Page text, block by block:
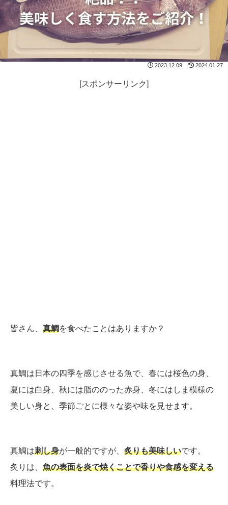
2023.12.09 2024.01.27
[スポンサーリンク]
皆さん、 真鯛を食べたことはありますか？
真鯛は日本の四季を感じさせる魚で、春には桜色の身、
夏には白身、秋には脂ののった赤身、冬にはしま模様の
美しい身と、季節ごとに様々な姿や味を見せます。
真鯛は刺し身が一般的ですが、 炙りも美味しいです。
炙りは、 魚の表面を炎で焼くことで香りや食感を変える
料理法です。